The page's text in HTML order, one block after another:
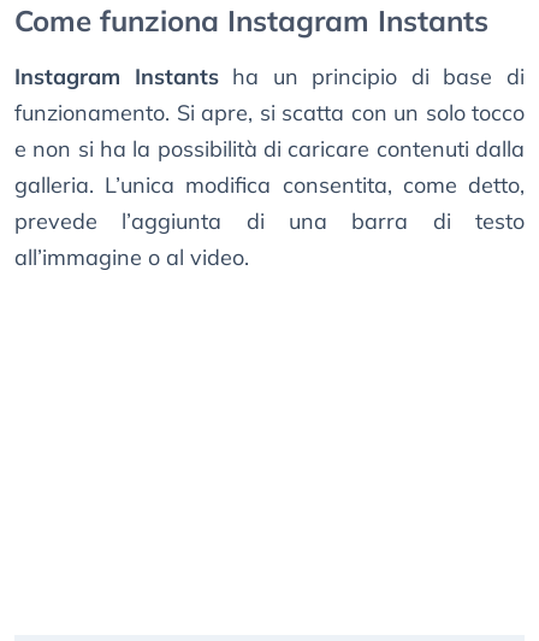
Come funziona Instagram Instants
Instagram Instantsha un principio di base di
funzionamento. Si apre, si scatta con un solo tocco
e non si ha la possibilità di caricare contenuti dalla
galleria. L’unica modifica consentita, come detto,
prevede l’aggiunta di una barra di testo
all’immagine o al video.